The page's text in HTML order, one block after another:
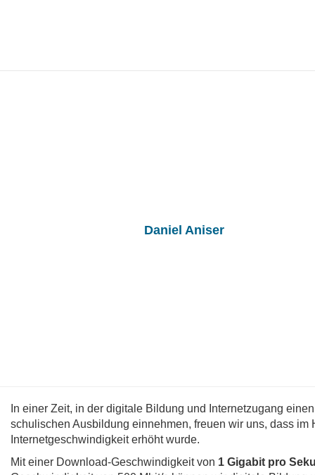
Daniel Aniser
In einer Zeit, in der digitale Bildung und Internetzugang
schulischen Ausbildung einnehmen, freuen wir uns, dass im
Internetgeschwindigkeit erhöht wurde.
Mit einer Download-Geschwindigkeit von 1 Gigabit pro